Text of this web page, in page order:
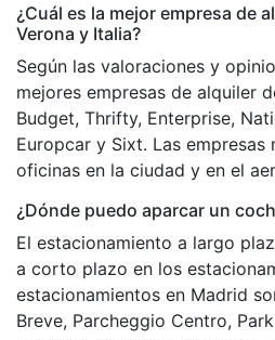
¿Cuál es la mejor empresa de
Verona y Italia?
Según las valoraciones y
mejores empresas de alquiler
Budget, Thrifty, Enterprise,
Europcar y Sixt. Las empresas
oficinas en la ciudad y en el
¿Dónde puedo aparcar un
El estacionamiento a largo
a corto plazo en los
estacionamientos en Madrid
Breve, Parcheggio Centro,